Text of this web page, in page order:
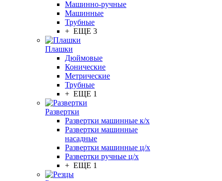
Машинно-ручные
Машинные
Трубные
+ ЕЩЕ 3
Плашки
Дюймовые
Конические
Метрические
Трубные
+ ЕЩЕ 1
Развертки
Развертки машинные к/х
Развертки машинные
насадные
Развертки машинные ц/х
Развертки ручные ц/х
+ ЕЩЕ 1